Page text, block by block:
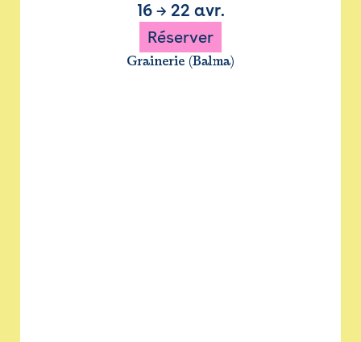
16→ 22 avr.
Réserver
Grainerie (Balma)